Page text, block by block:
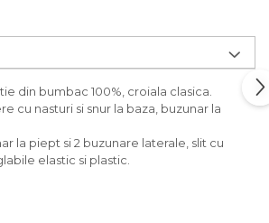
din bumbac 100%, croiala clasica.
cu nasturi si snur la baza, buzunar la
la piept si 2 buzunare laterale, slit cu
elastic si plastic.